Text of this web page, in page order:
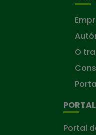
O
Portal